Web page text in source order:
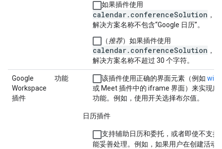
如果插件使用
calendar.conferenceSolution ，
解决方案名称不包含“Google 日历”。
（推荐）如果插件使用
calendar.conferenceSolution ，
解决方案名称不超过 30 个字符。
Google
Workspace
插件
功能 该插件使用正确的界面元素（例如
或 Meet 插件中的 iframe 界面）来实现所
功能。例如，使用开关选择布尔值。
日历插件
支持辅助日历和委托，或者即使不支持
能妥善处理。例如，如果用户在创建活动